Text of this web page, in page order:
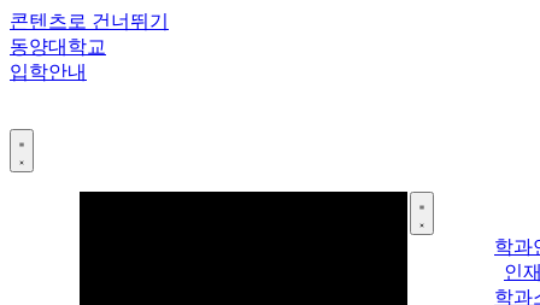
콘텐츠로 건너뛰기
동양대학교
입학안내
학과
인
학과